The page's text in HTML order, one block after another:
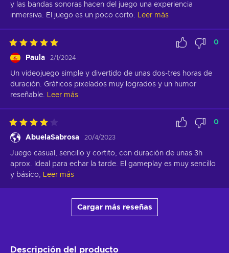
y las bandas sonoras hacen del juego una experiencia
inmersiva. El juego es un poco corto.
Leer más
Paula 2/1/2024
0
Un videojuego simple y divertido de unas dos-tres horas de
duración. Gráficos pixelados muy logrados y un humor
reseñable.
Leer más
AbuelaSabrosa 20/4/2023
0
Juego casual, sencillo y cortito, con duración de unas 3h
aprox. Ideal para echar la tarde. El gameplay es muy sencillo
y básico,
Leer más
Cargar más reseñas
Descripción del producto